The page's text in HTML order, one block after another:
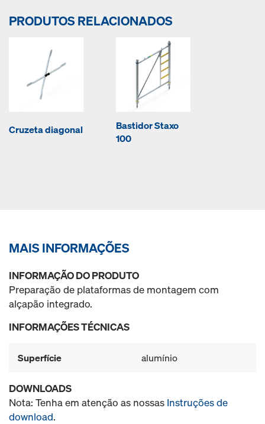
PRODUTOS RELACIONADOS
Cruzeta diagonal
Bastidor Staxo
100
MAIS INFORMAÇÕES
INFORMAÇÃO DO PRODUTO
Preparação de plataformas de montagem com
alçapão integrado.
INFORMAÇÕES TÉCNICAS
Superfície alumínio
DOWNLOADS
Nota: Tenha em atenção as nossas Instruções de
download.